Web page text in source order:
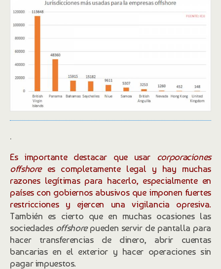
Es importante destacar que usar corporaciones
offshorees completamente legal y hay muchas
razones legítimas para hacerlo, especialmente en
países con gobiernos abusivos que imponen fuertes
restricciones y ejercen una vigilancia opresiva.
También es cierto que en muchas ocasiones las
sociedades offshorepueden servir de pantalla para
hacer transferencias de dinero, abrir cuentas
bancarias en el exterior y hacer operaciones sin
pagar impuestos.